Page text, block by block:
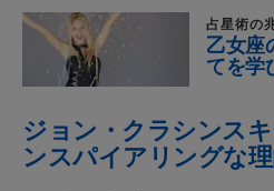
占星術の
乙女座
てを学
ジョン・クラシンス
ンスパイアリングな